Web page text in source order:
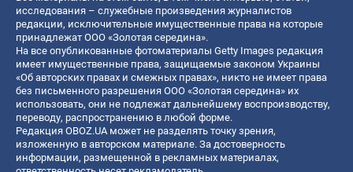
исследования – служебные произведения журналистов
редакции, исключительные имущественные права на которые
принадлежат ООО «Золотая середина».
На все опубликованные фотоматериалы Getty Images редакция
имеет имущественные права, защищаемые законом Украины
«Об авторских правах и смежных правах», никто не имеет права
без письменного разрешения ООО «Золотая середина» их
использовать, они не подлежат дальнейшему воспроизводству,
переводу, распространению в любой форме.
Редакция OBOZ.UA может не разделять точку зрения,
изложенную в авторском материале. За достоверность
информации, размещенной в рекламных материалах,